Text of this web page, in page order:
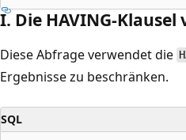
I. Die HAVING-Klausel
Diese Abfrage verwendet die
Ergebnisse zu beschränken.
SQL